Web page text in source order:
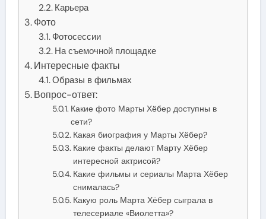
Карьера
Фото
Фотосессии
На съемочной площадке
Интересные факты
Образы в фильмах
Вопрос-ответ:
Какие фото Марты Хёбер доступны в
сети?
Какая биография у Марты Хёбер?
Какие факты делают Марту Хёбер
интересной актрисой?
Какие фильмы и сериалы Марта Хёбер
снималась?
Какую роль Марта Хёбер сыграла в
телесериале «Виолетта»?